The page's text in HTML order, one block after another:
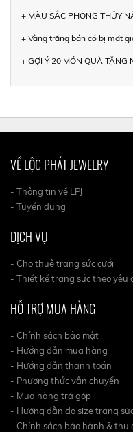
+ MÀU SẮC PHONG THỦY
+ Vàng trắng bán có bị mất
+ GỢI Ý 20 MÓN QUÀ TẶNG
VỀ LỘC PHÁT JEWELRY
- Thông tin về LPJ
- Tuyển dụng
DỊCH VỤ
- Cho thuê trang sức cưới
- Thiết kế trang sức theo yêu
HỖ TRỢ MUA HÀNG
- Chính sách bảo mật
- Hướng dẫn mua hàng
- Hướng dẫn thanh toán
- Phương thức vận chuyển
- Mua hàng trả góp
- Hướng dẫn do size trang
- Chính sách bảo hành & thu